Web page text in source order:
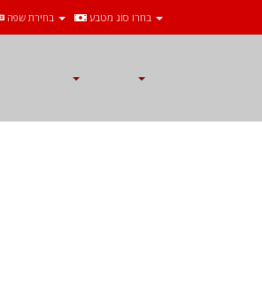
בחרו סוג מטבע בחירת שפה